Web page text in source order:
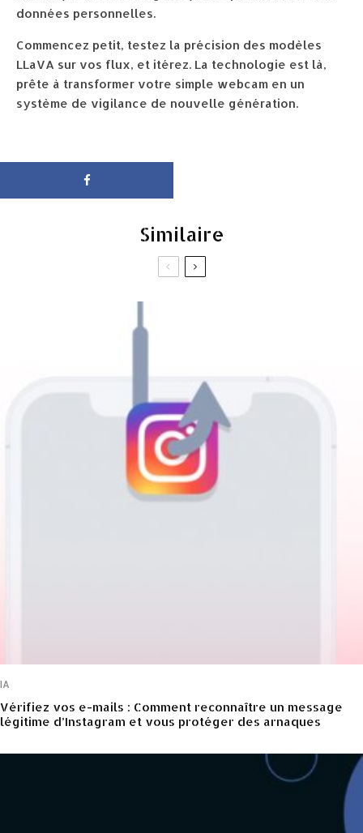
données personnelles.
Commencez petit, testez la précision des modèles
LLaVA sur vos flux, et itérez. La technologie est là,
prête à transformer votre simple webcam en un
système de vigilance de nouvelle génération.
Similaire
IA
Vérifiez vos e-mails : Comment reconnaître un message
légitime d’Instagram et vous protéger des arnaques